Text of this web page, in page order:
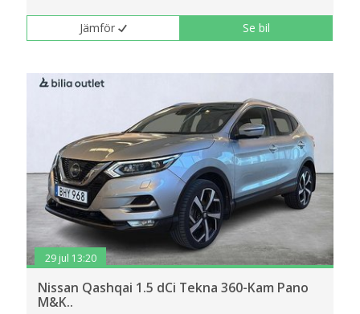
inställningar för cookies.
Jämför Se bil
29 jul 13:20
Nissan Qashqai 1.5 dCi Tekna 360-Kam Pano
M&K..